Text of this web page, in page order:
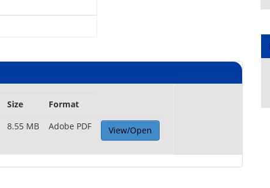
Size
Format
8.55 MB Adobe PDF View/Open